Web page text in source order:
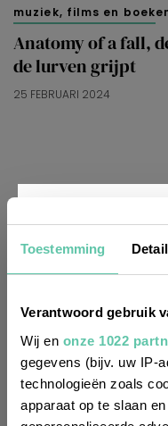
Toestemming
Verantwoord gebruik
Wij en onze 1022
gegevens (bijv. uw IP-
technologieën zoals
apparaat op te slaan
muziek, films en
Anatomy of a fall,
de lurven grijpt
25 FEBRUARI 2024
Wil je altijd als
van de laatste
en inspirerende
je dan aan